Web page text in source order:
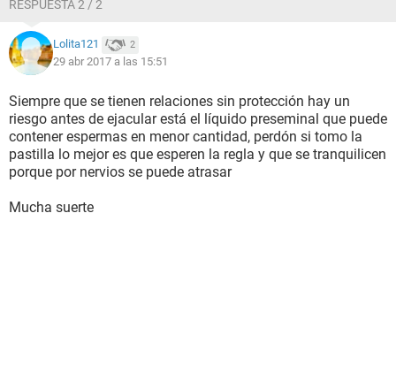
RESPUESTA 2 / 2
Lolita121 2
29 abr 2017 a las 15:51
Siempre que se tienen relaciones sin protección hay un
riesgo antes de ejacular está el líquido preseminal que puede
contener espermas en menor cantidad, perdón si tomo la
pastilla lo mejor es que esperen la regla y que se tranquilicen
porque por nervios se puede atrasar
Mucha suerte